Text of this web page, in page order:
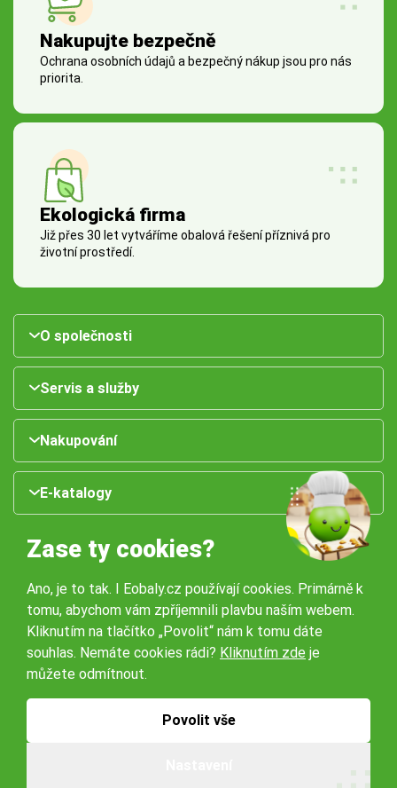
Nakupujte bezpečně
Ochrana osobních údajů a bezpečný nákup jsou pro nás
priorita.
Ekologická firma
Již přes 30 let vytváříme obalová řešení příznivá pro
životní prostředí.
O společnosti
Servis a služby
Nakupování
E-katalogy
Naše pobočky:
Obchodní podmínky
Zase ty cookies?
Ano, je to tak. I Eobaly.cz používají cookies. Primárně k
tomu, abychom vám zpříjemnili plavbu naším webem.
Kliknutím na tlačítko „Povolit“ nám k tomu dáte
souhlas. Nemáte cookies rádi? Kliknutím zde je
můžete odmítnout.
Povolit vše